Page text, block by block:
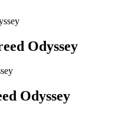
Odyssey
Odyssey